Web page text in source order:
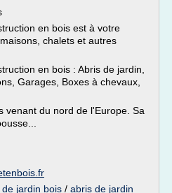
en bois est à votre
chalets et autres
en bois : Abris de jardin,
Garages, Boxes à chevaux,
venant du nord de l'Europe. Sa
jardin bois / abris de jardin